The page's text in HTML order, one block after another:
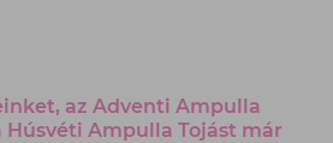
az Adventi Ampulla
Húsvéti Ampulla Tojást már